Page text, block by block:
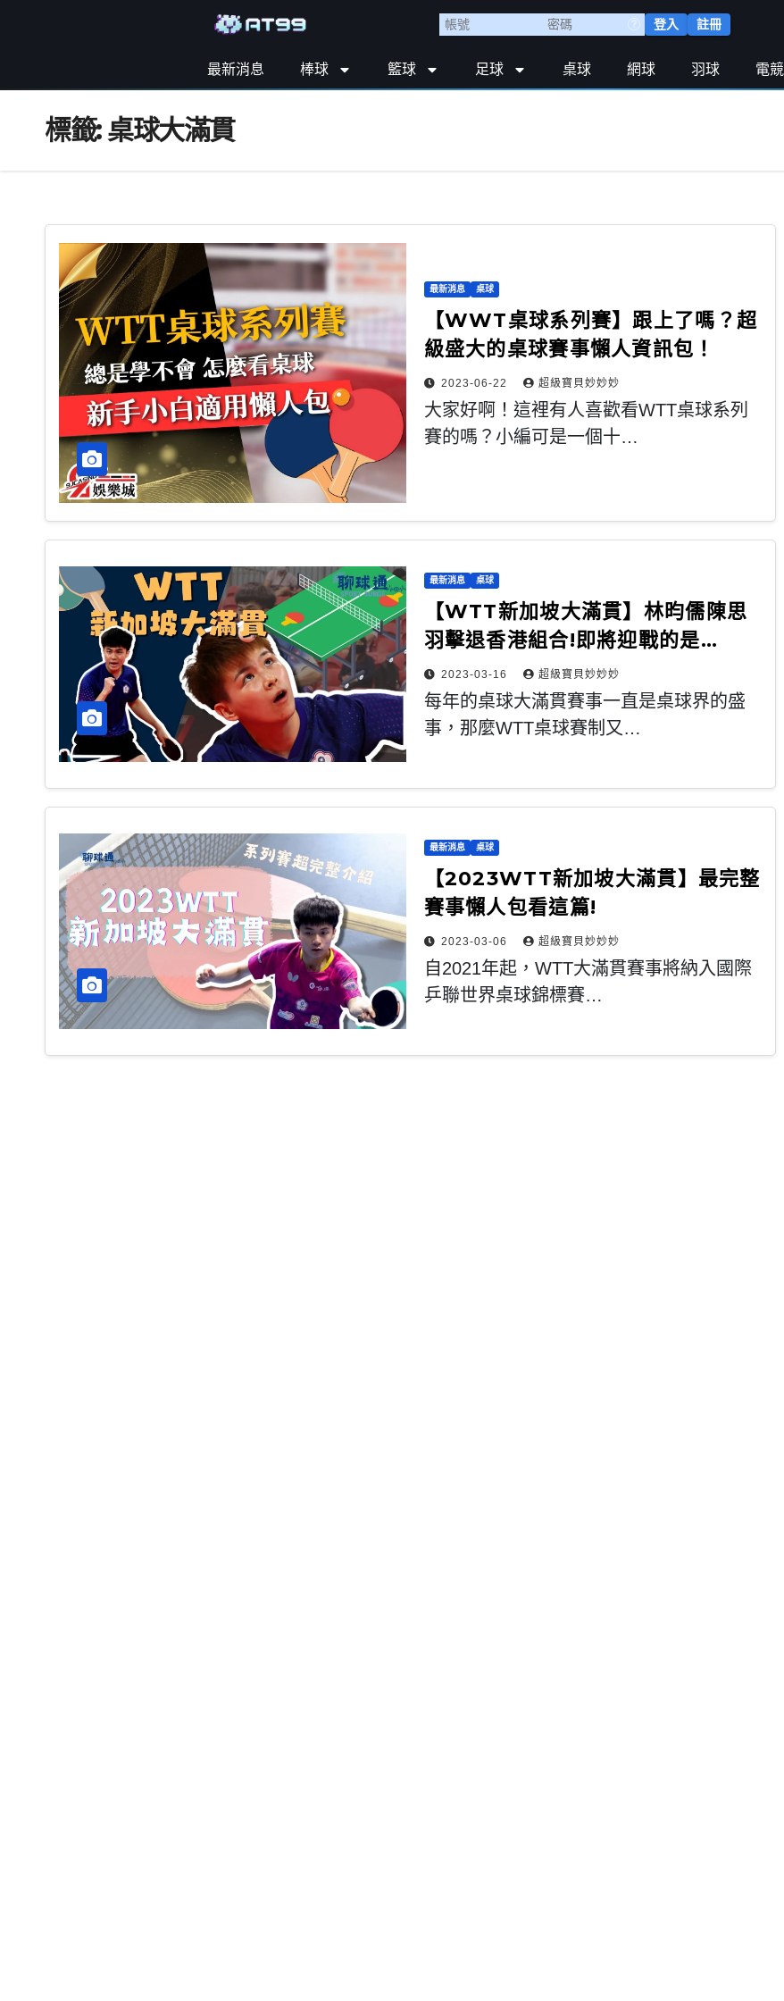
登入 註冊
最新消息 棒球 籃球 足球 桌球 網球 羽球 電競
標籤:桌球大滿貫
最新消息 桌球
【WWT桌球系列賽】跟上了嗎？超
級盛大的桌球賽事懶人資訊包！
2023-06-22 超級寶貝妙妙妙
大家好啊！這裡有人喜歡看WTT桌球系列
賽的嗎？小編可是一個十…
最新消息 桌球
【WTT新加坡大滿貫】林昀儒陳思
羽擊退香港組合!即將迎戰的是…
2023-03-16 超級寶貝妙妙妙
每年的桌球大滿貫賽事一直是桌球界的盛
事，那麼WTT桌球賽制又…
最新消息 桌球
【2023WTT新加坡大滿貫】最完整
賽事懶人包看這篇!
2023-03-06 超級寶貝妙妙妙
自2021年起，WTT大滿貫賽事將納入國際
乒聯世界桌球錦標賽…